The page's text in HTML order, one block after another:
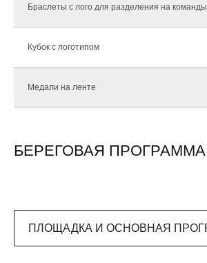
Браслеты с лого для разделения на команды
Кубок с логотипом
Медали на ленте
БЕРЕГОВАЯ ПРОГРАММА